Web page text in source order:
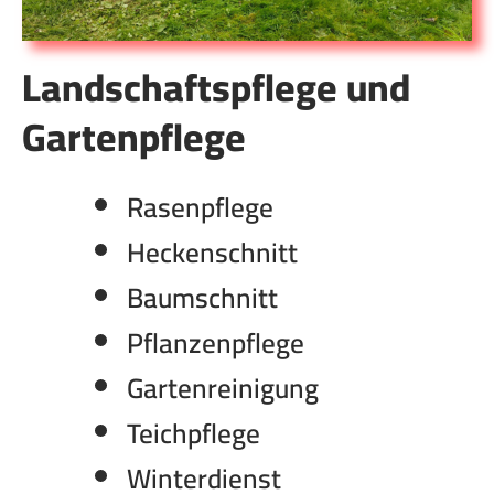
Landschaftspflege und
Gartenpflege
Rasenpflege
Heckenschnitt
Baumschnitt
Pflanzenpflege
Gartenreinigung
Teichpflege
Winterdienst